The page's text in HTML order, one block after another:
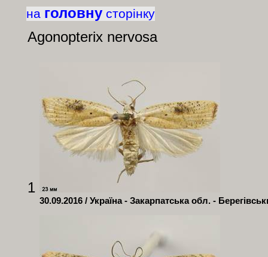
на головну сторінку
Agonopterix nervosa
1
30.09.2016 / Україна - Закарпатська обл. -